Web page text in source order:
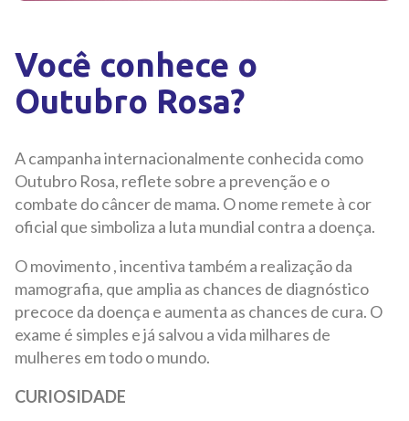
Você conhece o
Outubro Rosa?
A campanha internacionalmente conhecida como
Outubro Rosa, reflete sobre a prevenção e o
combate do câncer de mama. O nome remete à cor
oficial que simboliza a luta mundial contra a doença.
O movimento , incentiva também a realização da
mamografia, que amplia as chances de diagnóstico
precoce da doença e aumenta as chances de cura. O
exame é simples e já salvou a vida milhares de
mulheres em todo o mundo.
CURIOSIDADE